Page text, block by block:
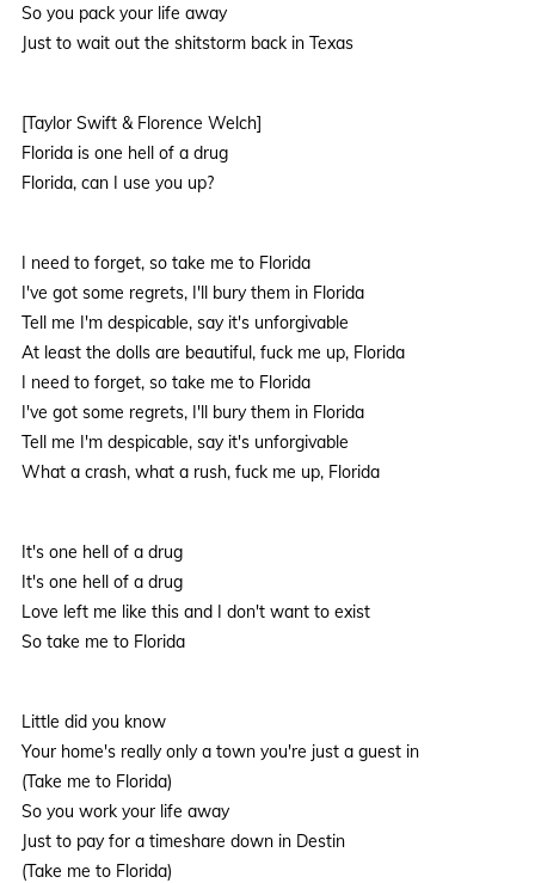
So you pack your life away
Just to wait out the shitstorm back in Texas
[Taylor Swift & Florence Welch]
Florida is one hell of a drug
Florida, can I use you up?
I need to forget, so take me to Florida
I've got some regrets, I'll bury them in Florida
Tell me I'm despicable, say it's unforgivable
At least the dolls are beautiful, fuck me up, Florida
I need to forget, so take me to Florida
I've got some regrets, I'll bury them in Florida
Tell me I'm despicable, say it's unforgivable
What a crash, what a rush, fuck me up, Florida
It's one hell of a drug
It's one hell of a drug
Love left me like this and I don't want to exist
So take me to Florida
Little did you know
Your home's really only a town you're just a guest in
(Take me to Florida)
So you work your life away
Just to pay for a timeshare down in Destin
(Take me to Florida)